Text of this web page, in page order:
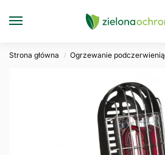
Strona główna / Ogrzewanie podczerwienią